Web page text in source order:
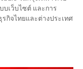
บเว็บไซต์ และการ
กิจไทยและต่างประเทศ